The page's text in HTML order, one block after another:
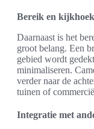
Bereik en
Daarnaast is het
groot belang. Een
gebied wordt
minimaliseren.
verder naar de
tuinen of
Integratie met